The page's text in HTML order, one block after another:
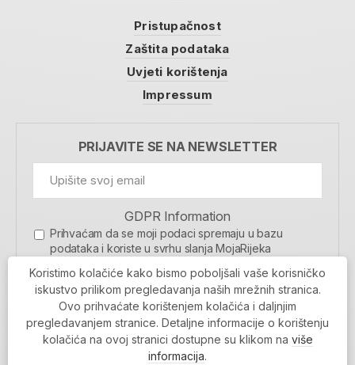
Pristupačnost
Zaštita podataka
Uvjeti korištenja
Impressum
PRIJAVITE SE NA NEWSLETTER
GDPR Information
Prihvaćam da se moji podaci spremaju u bazu
podataka i koriste u svrhu slanja MojaRijeka
MOJARIJEKA NEWSLETTER
PRIJAVI SE
Koristimo kolačiće kako bismo poboljšali vaše korisničko
iskustvo prilikom pregledavanja naših mrežnih stranica.
Ovo prihvaćate korištenjem kolačića i daljnjim
pregledavanjem stranice. Detaljne informacije o korištenju
kolačića na ovoj stranici dostupne su klikom na više
informacija.